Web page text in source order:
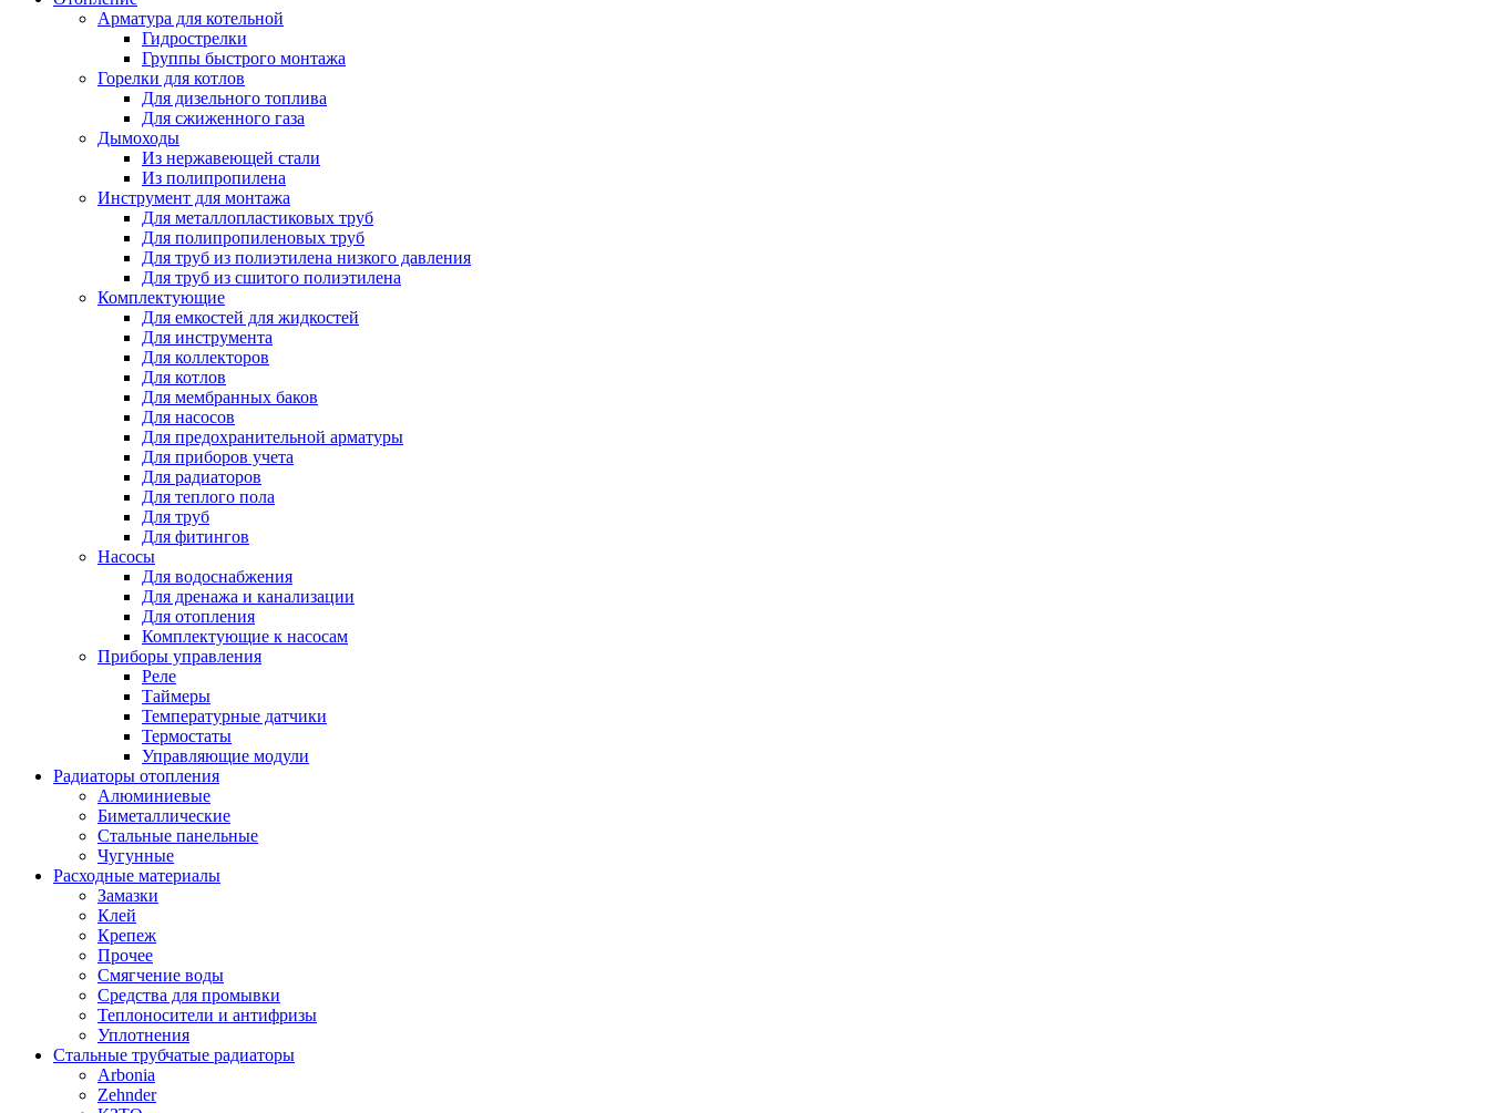
Арматура для котельной
Гидрострелки
Группы быстрого монтажа
Горелки для котлов
Для дизельного топлива
Для сжиженного газа
Дымоходы
Из нержавеющей стали
Из полипропилена
Инструмент для монтажа
Для металлопластиковых труб
Для полипропиленовых труб
Для труб из полиэтилена низкого давления
Для труб из сшитого полиэтилена
Комплектующие
Для емкостей для жидкостей
Для инструмента
Для коллекторов
Для котлов
Для мембранных баков
Для насосов
Для предохранительной арматуры
Для приборов учета
Для радиаторов
Для теплого пола
Для труб
Для фитингов
Насосы
Для водоснабжения
Для дренажа и канализации
Для отопления
Комплектующие к насосам
Приборы управления
Реле
Таймеры
Температурные датчики
Термостаты
Управляющие модули
Радиаторы отопления
Алюминиевые
Биметаллические
Стальные панельные
Чугунные
Расходные материалы
Замазки
Клей
Крепеж
Прочее
Смягчение воды
Средства для промывки
Теплоносители и антифризы
Уплотнения
Стальные трубчатые радиаторы
Arbonia
Zehnder